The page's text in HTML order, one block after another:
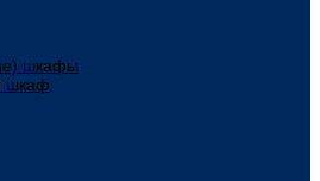
шкафы
шкаф